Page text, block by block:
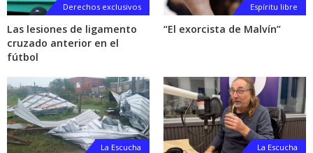
Derechos exclusivos
Las lesiones de ligamento
cruzado anterior en el
fútbol
Espíritu libre
“El exorcista de Malvín”
La Escucha La Escucha